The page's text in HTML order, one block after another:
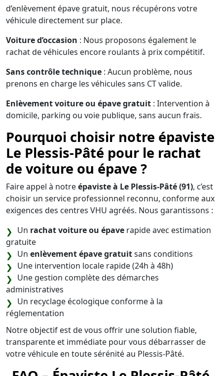
d’enlèvement épave gratuit, nous récupérons votre
véhicule directement sur place.
Voiture d’occasion : Nous proposons également le
rachat de véhicules encore roulants à prix compétitif.
Sans contrôle technique : Aucun problème, nous
prenons en charge les véhicules sans CT valide.
Enlèvement voiture ou épave gratuit : Intervention à
domicile, parking ou voie publique, sans aucun frais.
Pourquoi choisir notre épaviste
Le Plessis-Pâté pour le rachat
de voiture ou épave ?
Faire appel à notreépaviste à Le Plessis-Pâté (91), c’est
choisir un service professionnel reconnu, conforme aux
exigences des centres VHU agréés. Nous garantissons :
Un rachat voiture ou épave rapide avec estimation
gratuite
Un enlèvement épave gratuitsans conditions
Une intervention locale rapide (24h à 48h)
Une gestion complète des démarches
administratives
Un recyclage écologique conforme à la
réglementation
Notre objectif est de vous offrir une solution fiable,
transparente et immédiate pour vous débarrasser de
votre véhicule en toute sérénité au Plessis-Pâté.